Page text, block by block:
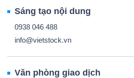
Sáng tạo nội dung
0938 046 488
info@vietstock.vn
Văn phòng giao dịch